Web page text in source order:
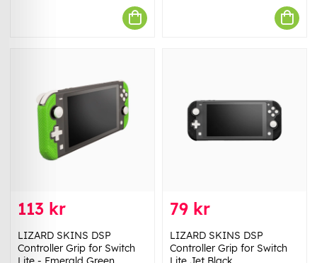
113 kr
LIZARD SKINS DSP
Controller Grip for Switch
79 kr
LIZARD SKINS DSP
Controller Grip for Switch